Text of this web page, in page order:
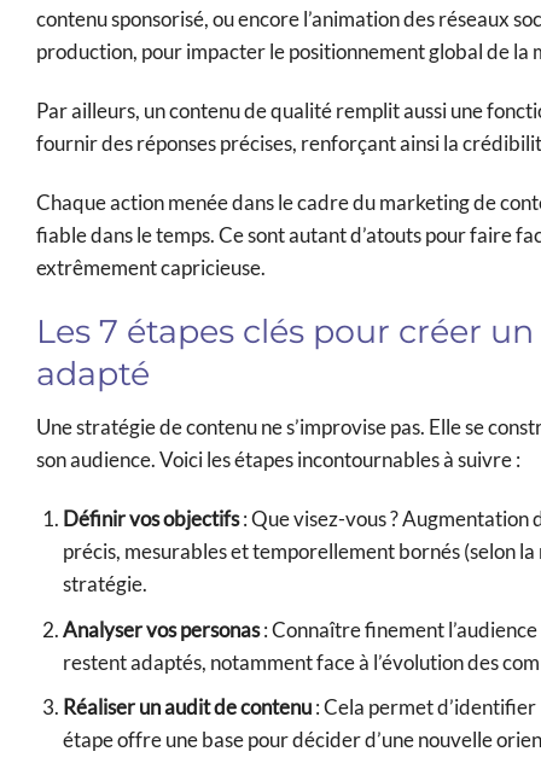
contenu sponsorisé, ou encore l’animation des réseaux
production, pour impacter le positionnement global de la
Par ailleurs, un contenu de qualité remplit aussi une
fournir des réponses précises, renforçant ainsi la
Chaque action menée dans le cadre du marketing de
fiable dans le temps. Ce sont autant d’atouts pour faire
extrêmement capricieuse.
Les 7 étapes clés pour créer
adapté
Une stratégie de contenu ne s’improvise pas. Elle se
son audience. Voici les étapes incontournables à suivre :
Définir vos objectifs: Que visez-vous ? Augmentation
précis, mesurables et temporellement bornés (selon
stratégie.
Analyser vos personas: Connaître finement
restent adaptés, notamment face à l’évolution des
Réaliser un audit de contenu: Cela permet
étape offre une base pour décider d’une nouvelle